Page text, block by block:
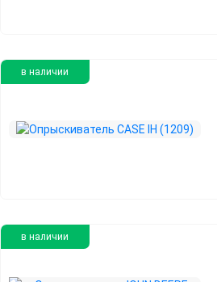
в наличии
в наличии